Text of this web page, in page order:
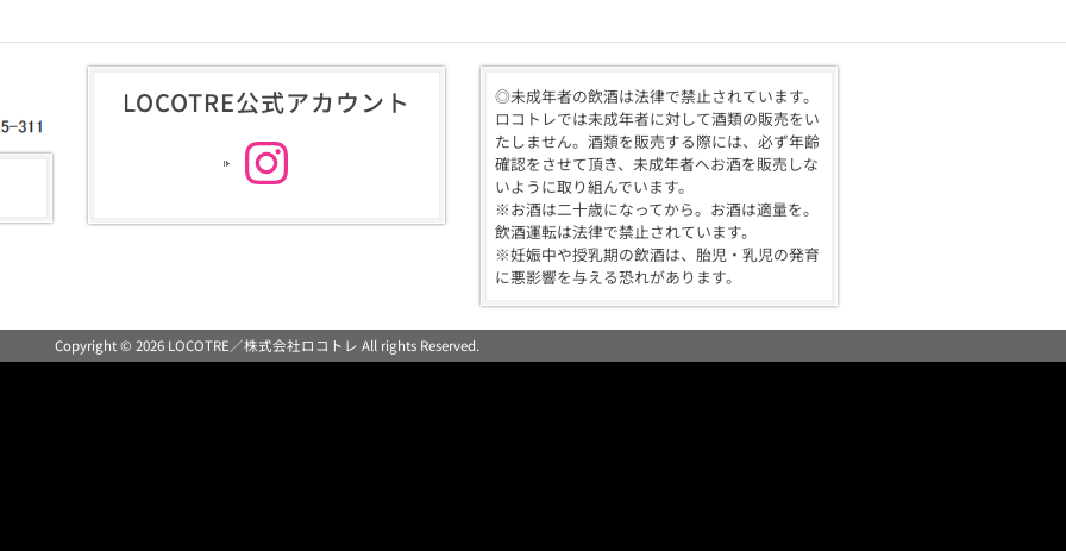
LOCOTRE公式アカウント
Instagram
◎未成年者の飲酒は法律で禁止されています。
ロコトレでは未成年者に対して酒類の販売をい
たしません。酒類を販売する際には、必ず年齢
確認をさせて頂き、未成年者へお酒を販売しな
いように取り組んでいます。
※お酒は二十歳になってから。お酒は適量を。
飲酒運転は法律で禁止されています。
※妊娠中や授乳期の飲酒は、胎児・乳児の発育
に悪影響を与える恐れがあります。
Copyright © 2026 LOCOTRE／株式会社ロコトレ All rights Reserved.